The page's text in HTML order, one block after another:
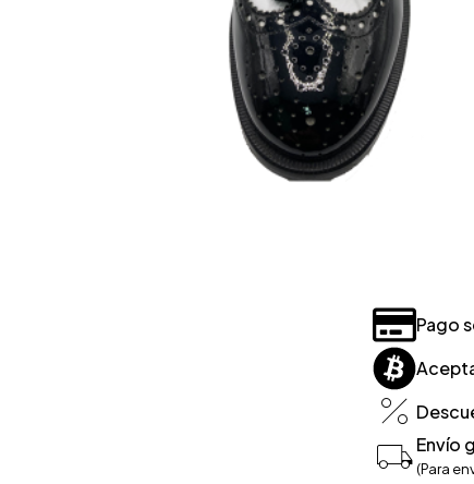
Pago
Envío
(Para